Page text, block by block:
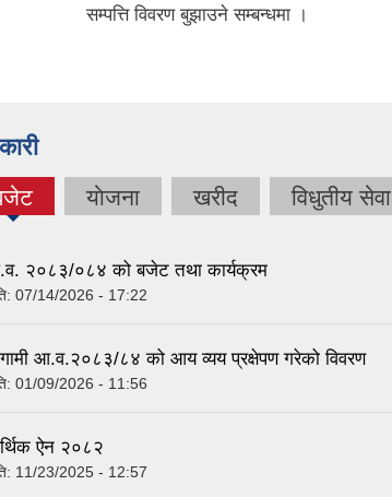
सम्पत्ति विवरण बुझाउने सम्बन्धमा ।
याेजना खरीद विधुतीय सेवा
२०८३/०८४ को बजेट तथा कार्यक्रम
07/14/2026 - 17:22
आ.व.२०८३/८४ को आय व्यय प्रक्षेपण गरेको विवरण
01/09/2026 - 11:56
ऐन २०८२
11/23/2025 - 12:57